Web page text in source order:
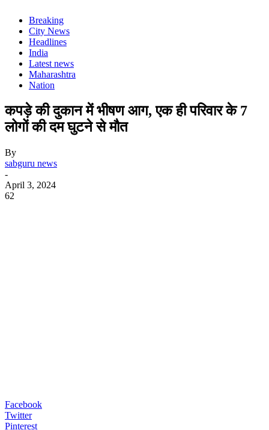
Breaking
City News
Headlines
India
Latest news
Maharashtra
Nation
कपड़े की दुकान में भीषण आग, एक ही परिवार के 7
लोगों की दम घुटने से मौत
By
sabguru news
-
April 3, 2024
62
Facebook
Twitter
Pinterest